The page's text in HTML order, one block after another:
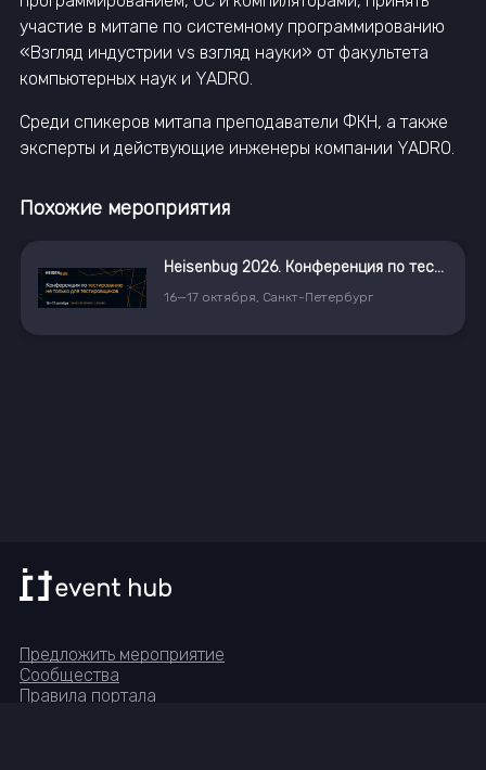
участие в митапе по системному программированию
«Взгляд индустрии vs взгляд науки» от факультета
компьютерных наук и YADRO.
Среди спикеров митапа преподаватели ФКН, а также
эксперты и действующие инженеры компании YADRO.
Похожие мероприятия
Heisenbug 2026. Конференция по тестированию не только для тестировщиков
17 октября,Санкт-Петербург
Предложить мероприятие
Сообщества
Правила портала